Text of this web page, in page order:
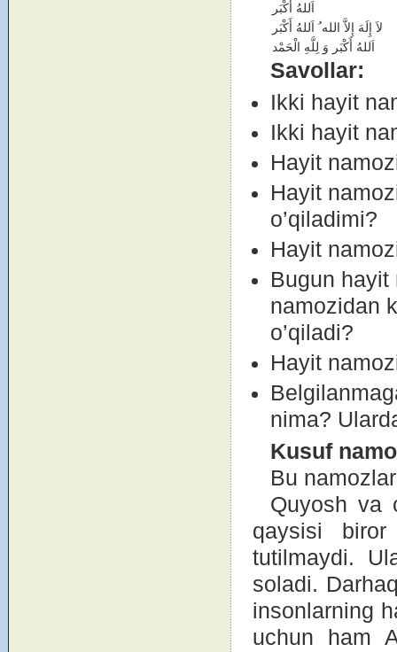
اَللهُ أَكْبَر
لاَ إِلَهَ إِلاَّ الله ُ اَللهُ أَكْبَر
اَللهُ أَكْبَر وَ لِلَّهِ الْحَمْد
Savоllar:
Ikki hayit
Ikki hayit
Hayit
Hayit
o’qiladimi?
Hayit
Bugun hayit
namоzidan
o’qiladi?
Hayit
nima?
Kusuf namо
Bu
Quyosh va
qaysisi
tutilmaydi.
sоladi.
insоnlarning
uchun ham